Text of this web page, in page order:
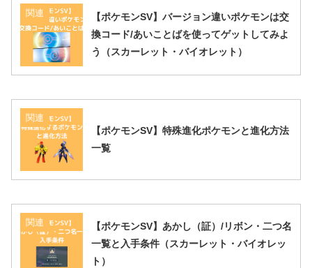
関連
【ポケモンSV】バージョン違いポケモンは交
換コード/あいことばを使ってゲットしてみよ
う（スカーレット・バイオレット）
関連
【ポケモンSV】特殊進化ポケモンと進化方法
一覧
関連
【ポケモンSV】あかし（証）/リボン・二つ名
一覧と入手条件（スカーレット・バイオレッ
ト）